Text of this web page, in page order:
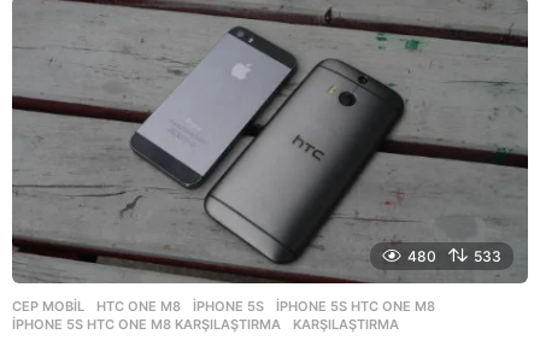
480 533
CEP MOBIL HTC ONE M8 ,IPHONE 5S ,IPHONE 5S HTC ONE M8
IPHONE 5S HTC ONE M8 KARŞILAŞTIRMA
,KARŞILAŞTIRMA